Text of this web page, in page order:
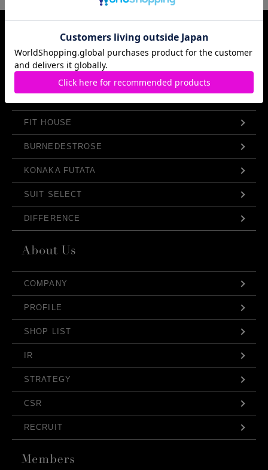
FIT HOUSE
BURNEDESTROSE
KONAKA FUTATA
SUIT SELECT
DIFFERENCE
COMPANY
PROFILE
SHOP LIST
IR
STRATEGY
CSR
RECRUIT